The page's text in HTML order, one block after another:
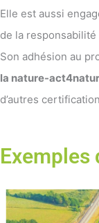
Elle est aussi
de la
Son adhésion au
la nature-
d’autres
Exemples